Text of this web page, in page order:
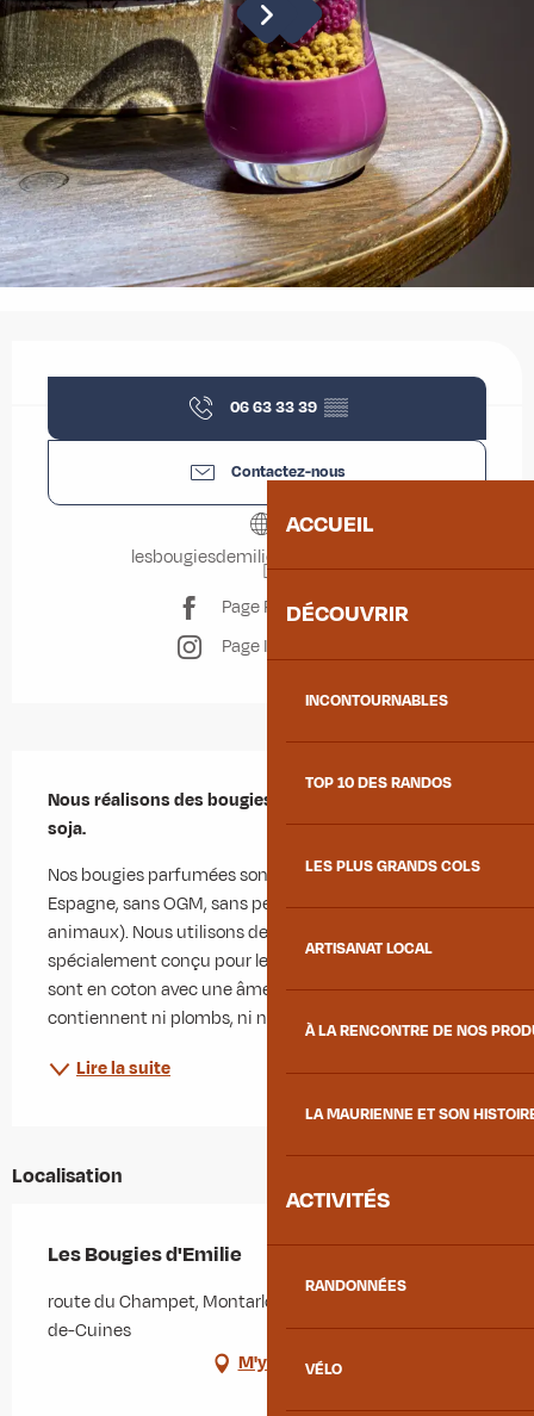
ACCUEIL
DÉCOUVRIR
INCONTOURNABLES
TOP 10 DES RANDOS
LES PLUS GRANDS COLS
ARTISANAT LOCAL
À LA RENCONTRE DE NOS
LA MAURIENNE ET SON
ACTIVITÉS
RANDONNÉES
VÉLO
06 63 33 39 ▒▒
Contactez-nous
lesbougiesdemilie.myshopify.com
Page Facebook
Page Instagram
Nous réalisons des bougies parfumées à la cire de
soja.
Nos bougies parfumées sont à la cire de soja (origine
Espagne, sans OGM, sans pesticides, non testée sur les
animaux). Nous utilisons des fragrances de Grasse
spécialement conçu pour les bougies. Nos mèches
sont en coton avec une âme en papier (elles ne
contiennent ni plombs, ni nylon, ni paraffine...
Lire la suite
Localisation
Les Bougies d'Emilie
route du Champet, Montarlot, 73130 Saint-Étienne-
de-Cuines
M'y rendre